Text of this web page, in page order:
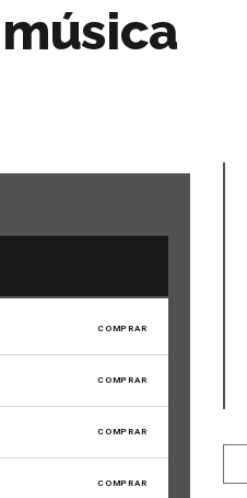
COMPRAR
COMPRAR
COMPRAR
COMPRAR